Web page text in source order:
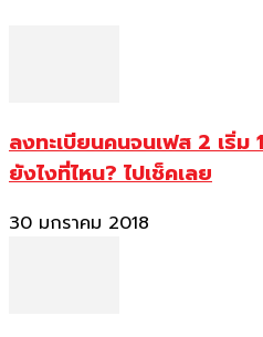
ลงทะเบียนคนจนเฟส 2 เริ่ม
ยังไงที่ไหน? ไปเช็คเลย
30 มกราคม 2018